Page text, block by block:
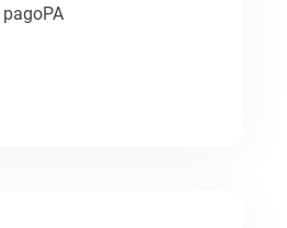
pagoPA